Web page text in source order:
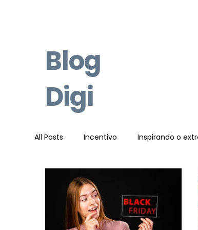
Blog
Digi
All Posts Incentivo Inspirando o